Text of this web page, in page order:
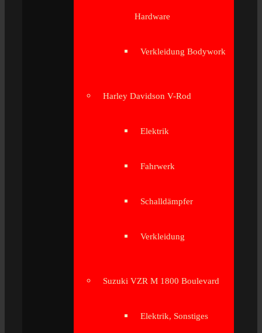
Hardware
Verkleidung Bodywork
Harley Davidson V-Rod
Elektrik
Fahrwerk
Schalldämpfer
Verkleidung
Suzuki VZR M 1800 Boulevard
Elektrik, Sonstiges